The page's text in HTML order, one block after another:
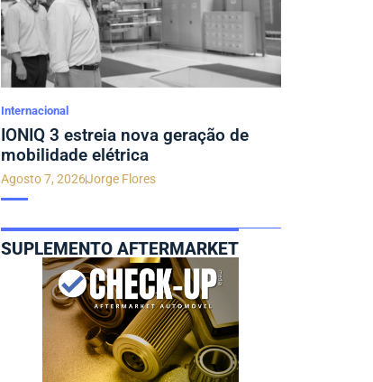
Internacional
IONIQ 3 estreia nova geração de
mobilidade elétrica
Agosto 7, 2026Jorge Flores
SUPLEMENTO AFTERMARKET